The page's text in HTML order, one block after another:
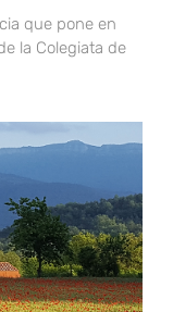
que pone en
la Colegiata de